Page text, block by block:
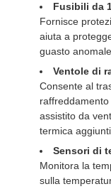
Fusibili da
Fornisce
aiuta a
guasto
Ventole di
Consente al
assistito da
termica
Sensori di
Monitora la
sulla